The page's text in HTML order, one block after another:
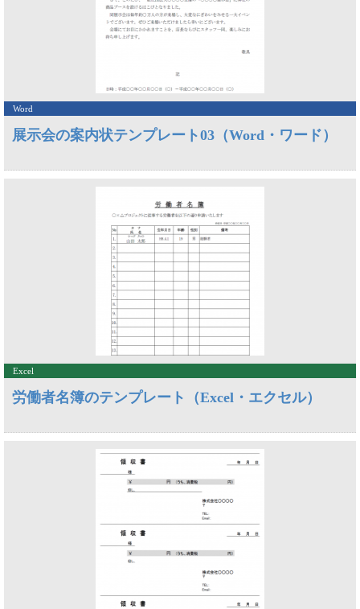
Word
展示会の案内状テンプレート03（Word・ワード）
Excel
労働者名簿のテンプレート（Excel・エクセル）